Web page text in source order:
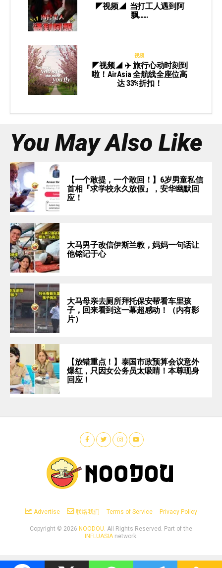
◤视频◢ 当打工人遇到阿
飘……
视频
◤视频◢ ✈️ 旅行心动时刻到
啦！AirAsia 全航线全座位高
达 33%折扣！
You May Also Like
【一个敢提，一个敢回！】6岁男童私信
首相『求学校永久放假』，安华幽默回
应！
大马男子改信伊斯兰教，妈妈一句话让
他铭记于心
大马母亲去厕所拜托保安帮看车里孩
子，回来看到这一幕超感动！（内有影
片）
【放错重点！】泰国市政预算会议意外
爆红，只因女公务员太吸睛！本尊现身
回应！
Advertise 联络我们 Terms of Service Privacy Policy
Copyright © 2026 NOODOU. All Rights Reserved. Part of the
INFLUASIAnetwork.